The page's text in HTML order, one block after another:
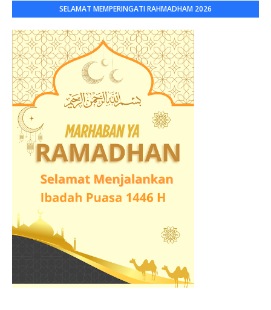
SELAMAT MEMPERINGATI RAHMADHAM 2026